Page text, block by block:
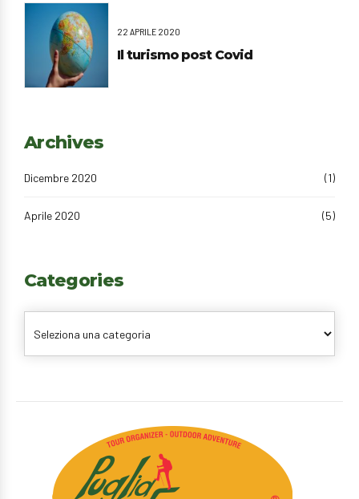
22 APRILE 2020
Il turismo post Covid
Archives
Dicembre 2020 (1)
Aprile 2020 (5)
Categories